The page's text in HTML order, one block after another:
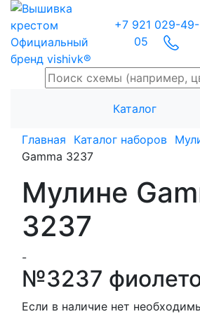
Официальный
бренд vishivk®
+7 921 029-49-
05
Каталог
Главная Каталог наборов
Gamma 3237
Мулине
3237
-
№3237
Если в наличие нет